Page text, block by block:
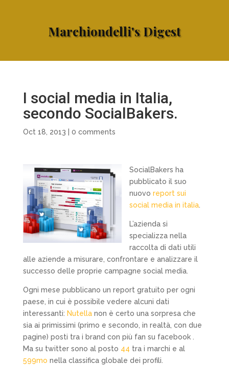
Marchiondelli's Digest
I social media in Italia,
secondo SocialBakers.
Oct 18, 2013 0 comments
SocialBakers ha
pubblicato il suo
nuovo report sui
social media in italia.
L’azienda si
specializza nella
raccolta di dati utili
alle aziende a misurare, confrontare e analizzare il
successo delle proprie campagne social media.
Ogni mese pubblicano un report gratuito per ogni
paese, in cui è possibile vedere alcuni dati
interessanti: Nutellanon è certo una sorpresa che
sia ai primissimi (primo e secondo, in realtà, con due
pagine) posti tra i brand con più fan su facebook .
Ma su twitter sono al posto 44 tra i marchi e al
599mo nella classifica globale dei profili.